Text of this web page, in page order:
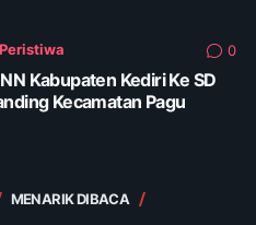
Peristiwa 0
Kabupaten Kediri Ke SD
Kecamatan Pagu
MENARIK DIBACA